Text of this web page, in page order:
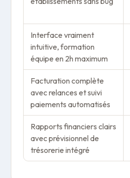
Interface vraiment
intuitive, formation
équipe en 2h maximum
Facturation complète
avec relances et suivi
paiements automatisés
Rapports financiers clairs
avec prévisionnel de
trésorerie intégré